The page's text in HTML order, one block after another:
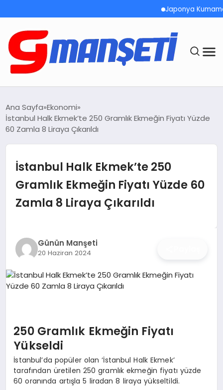
Japonya
DEMOLAR
OYUN
ANA DEMO
TEKNOLOJI
KRIPTO PARA
GEZI & SEYAHAT
OYUN
Ana Sayfa Ekonomi
İstanbul Halk Ekmek’te 250 Gramlık Ekmeğin Fiyatı Yüzde
60 Zamla 8 Liraya Çıkarıldı
İstanbul Halk Ekmek’te 250
Gramlık Ekmeğin Fiyatı Yüzde 60
Zamla 8 Liraya Çıkarıldı
Günün Manşeti
20 Haziran 2024
250 Gramlık Ekmeğin Fiyatı
Yükseldi
İstanbul’da popüler olan ‘İstanbul Halk Ekmek’
tarafından üretilen 250 gramlık ekmeğin fiyatı yüzde
60 oranında artışla 5 liradan 8 liraya yükseltildi.